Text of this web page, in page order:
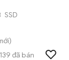
SSD
139 đã bán